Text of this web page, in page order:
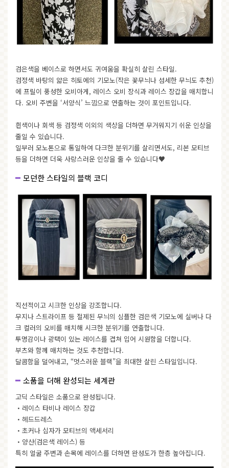
검은색을 베이스로 하면서도 귀여움을 확실히 살린 스타일.
검정색 바탕의 얇은 히토에의 기모노(작은 꽃무늬나 섬세한 무늬도 추천)
에 프릴이 풍성한 오비아게, 레이스 오비 장식과 레이스 장갑을 매치합니
다. 오비 주변을 ‘서양식’ 느낌으로 연출하는 것이 포인트입니다.
흰색이나 회색 등 검정색 이외의 색상을 더하면 무거워지기 쉬운 인상을
줄일 수 있습니다.
일부러 모노톤으로 통일하여 다크한 분위기를 살리면서도, 리본 모티브
등을 더하면 더욱 사랑스러운 인상을 줄 수 있습니다♥
모던한 스타일의 블랙 코디
직선적이고 시크한 인상을 강조합니다.
무지나 스트라이프 등 절제된 무늬의 심플한 검은색 기모노에 실버나 다
크 컬러의 오비를 매치해 시크한 분위기를 연출합니다.
투명감이나 광택이 있는 레이스를 겹쳐 입어 시원함을 더합니다.
부츠와 함께 매치하는 것도 추천합니다.
달콤함을 덜어내고, “멋스러운 블랙”을 최대한 살린 스타일입니다.
소품을 더해 완성되는 세계관
고딕 스타일은 소품으로 완성됩니다.
・레이스 타비나 레이스 장갑
・헤드드레스
・초커나 십자가 모티브의 액세서리
・양산(검은색 레이스) 등
특히 얼굴 주변과 손목에 레이스를 더하면 완성도가 한층 높아집니다.